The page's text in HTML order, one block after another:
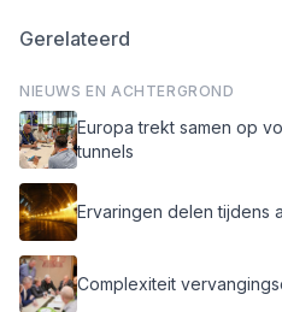
Gerelateerd
NIEUWS EN ACHTERGROND
Europa trekt samen op
tunnels
Ervaringen delen tijdens
Complexiteit